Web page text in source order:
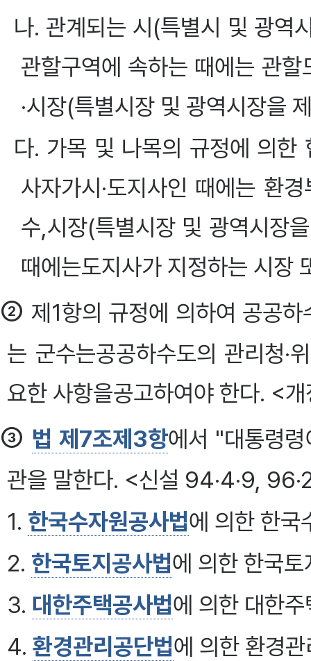
나. 관계되는 시(특별시 및 광역
관할구역에 속하는 때에는 관
·시장(특별시장 및 광역시장을
다. 가목 및 나목의 규정에 의한
사자가시·도지사인 때에는 환
수,시장(특별시장 및 광역시장
때에는도지사가 지정하는 시장
② 제1항의 규정에 의하여 공공
는 군수는공공하수도의 관리청·
요한 사항을공고하여야 한다. <
③ 법 제7조제3항에서 "대통령
관을 말한다. <신설 94·4·9,
1. 한국수자원공사법에 의한 한국
2. 한국토지공사법에 의한 한국토
3. 대한주택공사법에 의한 대한
4. 환경관리공단법에 의한 환경